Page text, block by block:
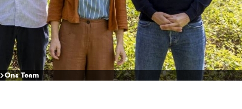
Ons Team